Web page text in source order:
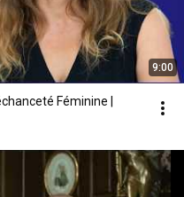
9:00
Féminine |